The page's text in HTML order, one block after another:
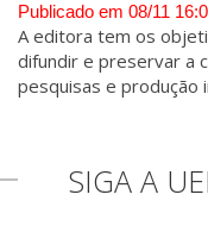
Publicado em 08/11
A editora tem os
difundir e preservar a
pesquisas e produção
SIGA A